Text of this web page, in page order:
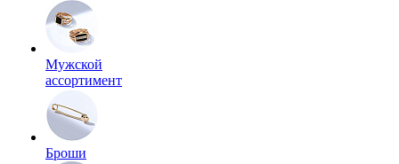
Мужской
ассортимент
Броши